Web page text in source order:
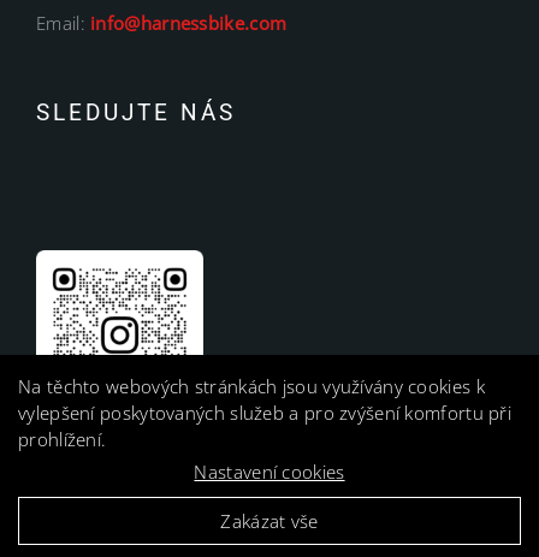
Email: info@harnessbike.com
SLEDUJTE NÁS
Na těchto webových stránkách jsou využívány cookies k
vylepšení poskytovaných služeb a pro zvýšení komfortu při
prohlížení.
Nastavení cookies
Zakázat vše